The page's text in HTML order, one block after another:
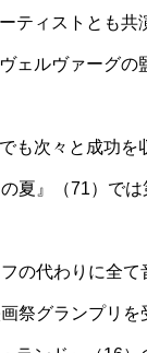
ティストとも共
ェルヴァーグの
も次々と成功を
夏』（71）で
の代わりに全
祭グランプリを